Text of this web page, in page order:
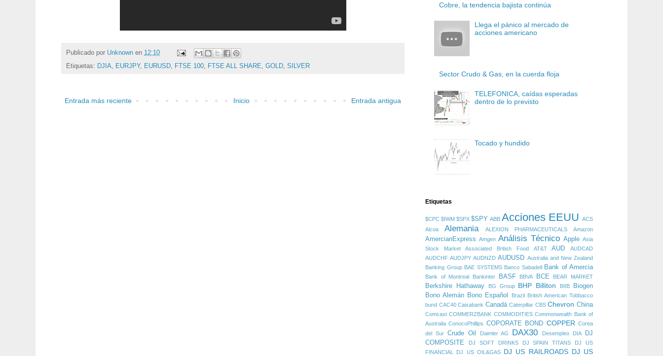
Publicado por Unknown en 12:10
Etiquetas: DJIA, EURJPY, EURUSD, FTSE 100, FTSE ALL SHARE, GOLD, SILVER
Entrada más reciente Entrada antigua
Inicio
Cobre, la tendencia bajista continúa
Llega el pánico al mercado de
acciones americano
Sector Crudo & Gas, en la cuerda floja
TELEFONICA, caídas esperadas
dentro de lo previsto
Tocado y hundido
Etiquetas
$CPC $IWM $SPX $SPY ABB Acciones EEUU ACS
Alcoa
Alemania ALEXION PHARMACEUTICALS Amazon
AmercianExpress Amgen Análisis Técnico Apple Asia
Stock Market
Associated British Food AT&T AUD
AUDCAD
AUDCHF AUDJPY AUDNZD AUDUSD Australia and New Zealand
Banking Group BAE SYSTEMS Banco Sabadell Bank of Amercia
Bank of Montreal Bankinter BASF BBVA BCE BEAR MARKET
Berkshire Hathaway BG Group BHP Billiton BIIB
Biogen
Bono Alemán Bono Español Brazil British American Tobbacco
bund CAC40 Caixabank Canadá Caterpillar CBS Chevron China
Comcast COMMERZBANK COMMODITIES Commonwealth Bank of
Australia ConocoPhillips COPORATE BOND COPPER Corea
del Sur Crude Oil Daimler AG DAX30 Desempleo DIA
DJ
COMPOSITE
DJ SOFT DRINKS DJ SPAIN TITANS
DJ US
FINANCIAL
DJ US OIL&GAS DJ US RAILROADS DJ US